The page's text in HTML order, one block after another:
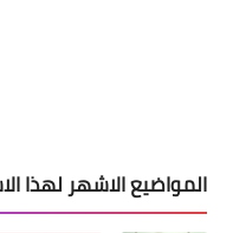
المواضيع الاشهر لهذا